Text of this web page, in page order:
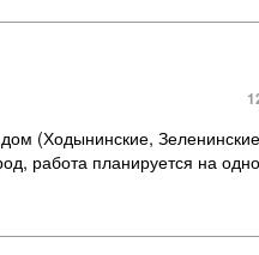
(Ходынинские,
работа планируется на